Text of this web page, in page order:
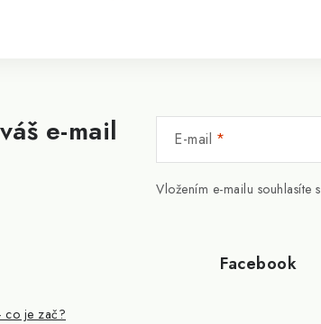
e-mail E-mail
Vložením e-mailu souhlasíte s
co je zač?
Facebook